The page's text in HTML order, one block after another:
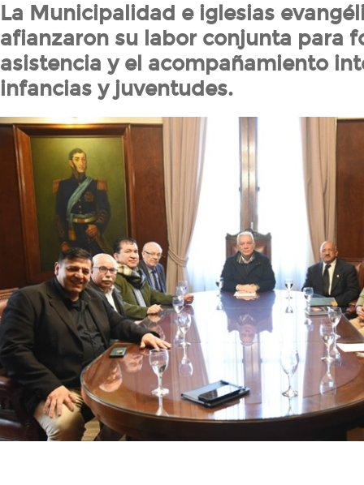
La Municipalidad e iglesias
afianzaron su labor conjunta para
asistencia y el acompañamiento
infancias y juventudes.